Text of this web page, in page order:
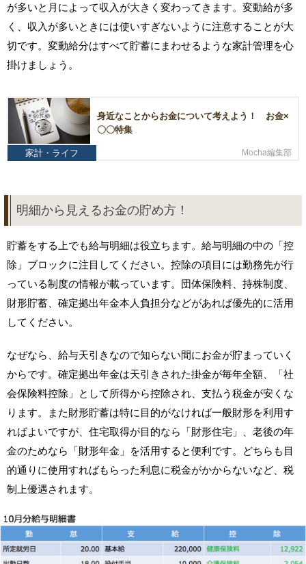
が多いと月によって収入が大きく変わってきます。変動給が多
く、収入が多いときには使いすぎないように注意することが大
切です。変動給分はすべて貯蓄にまわせるような家計管理を心
掛けましょう。
身近なことからお金について考えよう！ お金×
〇〇特集
家計・ライフ Mocha編集部
明細から見えるお金の貯め方！
貯蓄をする上でも給与明細は役立ちます。給与明細の中の「控
除」ブロックに注目してください。控除の項目には勤務先が行
っている制度の情報が載っています。団体保険料、持株制度、
財形貯蓄、確定拠出年金本人負担分などがあれば優先的に活用
してください。
なぜなら、給与天引きなので知らない間にお金が貯まっていく
からです。確定拠出年金は天引きされた掛金が毎年全額、「社
会保険料控除」として所得から控除され、支払う税金が安くな
ります。また財形貯蓄は特に目的がなければ一般財形を利用す
ればよいですが、住宅取得が目的なら「財形住宅」、老後の年
金のためなら「財形年金」を活用すると便利です。どちらも目
的通りに使用すればもらった利息に税金がかからないなど、税
制上優遇されます。